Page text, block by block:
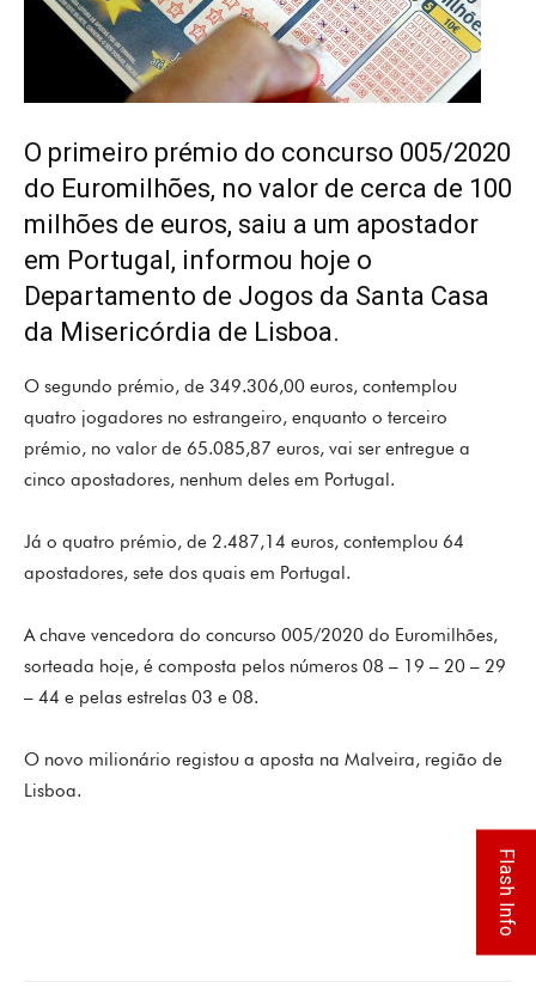
O primeiro prémio do concurso 005/2020
do Euromilhões, no valor de cerca de 100
milhões de euros, saiu a um apostador
em Portugal, informou hoje o
Departamento de Jogos da Santa Casa
da Misericórdia de Lisboa.
O segundo prémio, de 349.306,00 euros, contemplou
quatro jogadores no estrangeiro, enquanto o terceiro
prémio, no valor de 65.085,87 euros, vai ser entregue a
cinco apostadores, nenhum deles em Portugal.
Já o quatro prémio, de 2.487,14 euros, contemplou 64
apostadores, sete dos quais em Portugal.
A chave vencedora do concurso 005/2020 do Euromilhões,
sorteada hoje, é composta pelos números 08 – 19 – 20 – 29
– 44 e pelas estrelas 03 e 08.
O novo milionário registou a aposta na Malveira, região de
Lisboa.
Flash Info